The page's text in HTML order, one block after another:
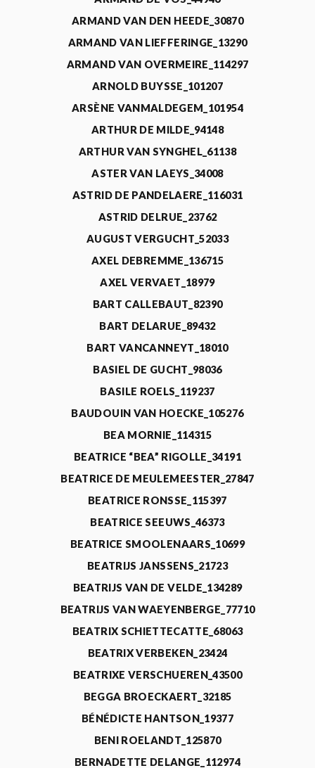
ARMAND VAN DEN HEEDE_30870
ARMAND VAN LIEFFERINGE_13290
ARMAND VAN OVERMEIRE_114297
ARNOLD BUYSSE_101207
ARSÈNE VANMALDEGEM_101954
ARTHUR DE MILDE_94148
ARTHUR VAN SYNGHEL_61138
ASTER VAN LAEYS_34008
ASTRID DE PANDELAERE_116031
ASTRID DELRUE_23762
AUGUST VERGUCHT_52033
AXEL DEBREMME_136715
AXEL VERVAET_18979
BART CALLEBAUT_82390
BART DELARUE_89432
BART VANCANNEYT_18010
BASIEL DE GUCHT_98036
BASILE ROELS_119237
BAUDOUIN VAN HOECKE_105276
BEA MORNIE_114315
BEATRICE “BEA” RIGOLLE_34191
BEATRICE DE MEULEMEESTER_27847
BEATRICE RONSSE_115397
BEATRICE SEEUWS_46373
BEATRICE SMOOLENAARS_10699
BEATRIJS JANSSENS_21723
BEATRIJS VAN DE VELDE_134289
BEATRIJS VAN WAEYENBERGE_77710
BEATRIX SCHIETTECATTE_68063
BEATRIX VERBEKEN_23424
BEATRIXE VERSCHUEREN_43500
BEGGA BROECKAERT_32185
BÉNÉDICTE HANTSON_19377
BENI ROELANDT_125870
BERNADETTE DELANGE_112974